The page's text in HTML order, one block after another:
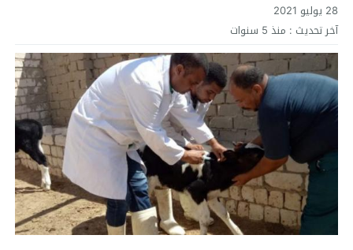
28 يوليو 2021
آخر تحديث : منذ 5 سنوات